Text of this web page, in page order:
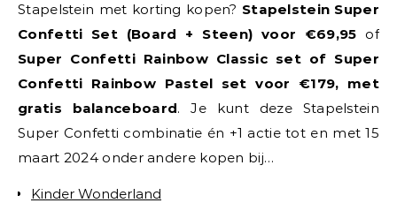
Stapelstein met korting kopen? Stapelstein Super
Confetti Set (Board + Steen) voor €69,95 of
Super Confetti Rainbow Classic set of Super
Confetti Rainbow Pastel set voor €179, met
gratis balanceboard. Je kunt deze Stapelstein
Super Confetti combinatie én +1 actie tot en met 15
maart 2024 onder andere kopen bij…
Kinder Wonderland